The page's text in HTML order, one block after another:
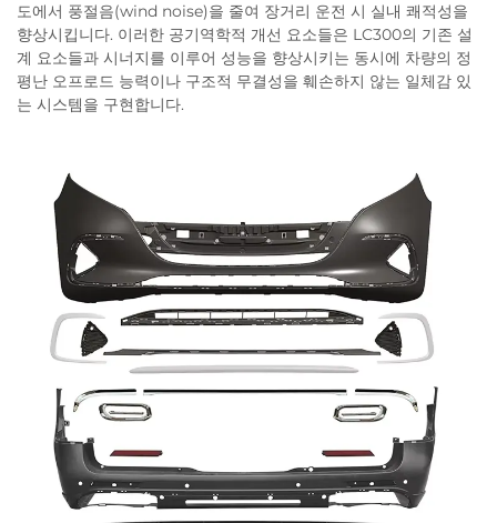
도에서 풍절음(wind noise)을 줄여 장거리 운전 시 실내 쾌적성을
향상시킵니다. 이러한 공기역학적 개선 요소들은 LC300의 기존 설
계 요소들과 시너지를 이루어 성능을 향상시키는 동시에 차량의 정
평난 오프로드 능력이나 구조적 무결성을 훼손하지 않는 일체감 있
는 시스템을 구현합니다.